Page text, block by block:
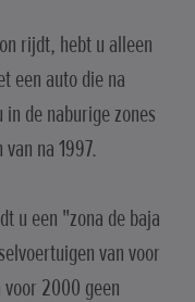
rijdt, hebt u alleen
een auto die na
de naburige zones
na 1997.
u een "zona de baja
van voor
2000 geen